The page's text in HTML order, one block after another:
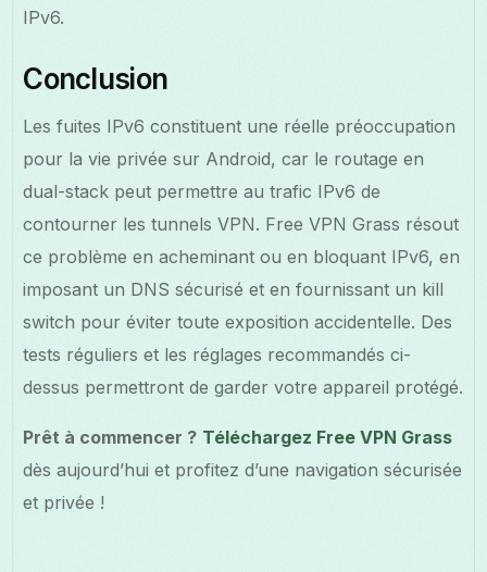
IPv6.
Conclusion
Les fuites IPv6 constituent une réelle préoccupation
pour la vie privée sur Android, car le routage en
dual-stack peut permettre au trafic IPv6 de
contourner les tunnels VPN. Free VPN Grass résout
ce problème en acheminant ou en bloquant IPv6, en
imposant un DNS sécurisé et en fournissant un kill
switch pour éviter toute exposition accidentelle. Des
tests réguliers et les réglages recommandés ci-
dessus permettront de garder votre appareil protégé.
Prêt à commencer ? Téléchargez Free VPN Grass
dès aujourd’hui et profitez d’une navigation sécurisée
et privée !